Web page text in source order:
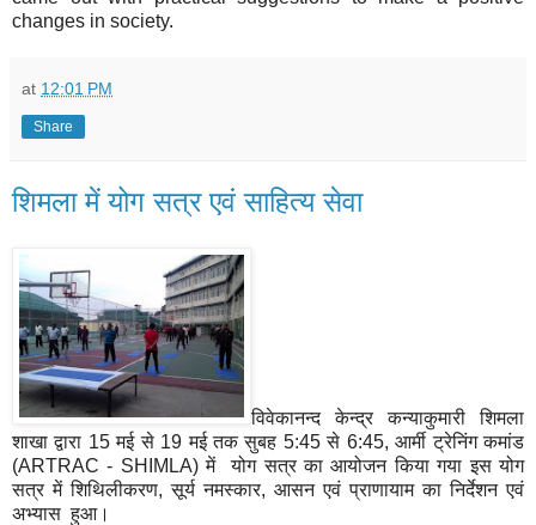
changes in society.
at 12:01 PM
Share
शिमला में योग सत्र एवं साहित्य सेवा
विवेकानन्द केन्द्र कन्याकुमारी शिमला
शाखा द्वारा 15 मई से 19 मई तक सुबह 5:45 से 6:45, आर्मी ट्रेनिंग कमांड
(ARTRAC - SHIMLA) में योग सत्र का आयोजन किया गया इस योग
सत्र में शिथिलीकरण, सूर्य नमस्कार, आसन एवं प्राणायाम का निर्देशन एवं
अभ्यास हुआ।